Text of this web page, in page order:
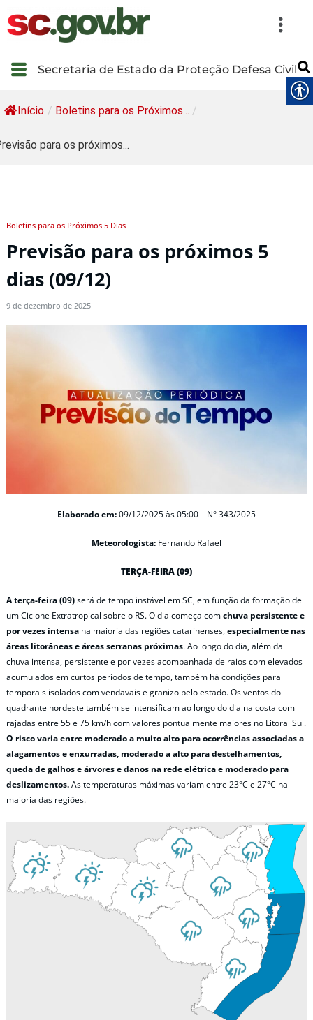
Secretaria de Estado da Proteção Defesa Civil
Início / Boletins para os Próximos... /
para os próximos...
Boletins para os Próximos 5 Dias
Previsão para os próximos 5
dias (09/12)
9 de dezembro de 2025
Elaborado em:09/12/2025 às 05:00 – N° 343/2025
Meteorologista: Fernando Rafael
TERÇA-FEIRA (09)
A terça-feira (09)será de tempo instável em SC, em função da formação de
um Ciclone Extratropical sobre o RS. O dia começa comchuva persistente e
por vezes intensa na maioria das regiões catarinenses,especialmente nas
áreas litorâneas e áreas serranas próximas. Ao longo do dia, além da
chuva intensa, persistente e por vezes acompanhada de raios com elevados
acumulados em curtos períodos de tempo, também há condições para
temporais isolados com vendavais e granizo pelo estado. Os ventos do
quadrante nordeste também se intensificam ao longo do dia na costa com
rajadas entre 55 e 75 km/h com valores pontualmente maiores no Litoral Sul.
O risco varia entre moderado a muito alto para ocorrências associadas a
alagamentos e enxurradas, moderado a alto para destelhamentos,
queda de galhos e árvores e danos na rede elétrica e moderado para
deslizamentos.As temperaturas máximas variam entre 23°C e 27°C na
maioria das regiões.